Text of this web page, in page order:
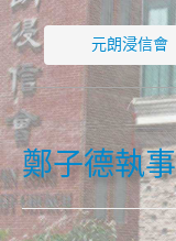
元朗浸信會
鄭子德執事